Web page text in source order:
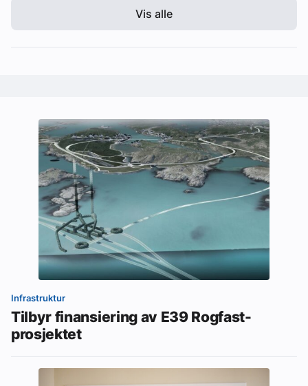
Vis alle
Infrastruktur
Tilbyr finansiering av E39 Rogfast-
prosjektet